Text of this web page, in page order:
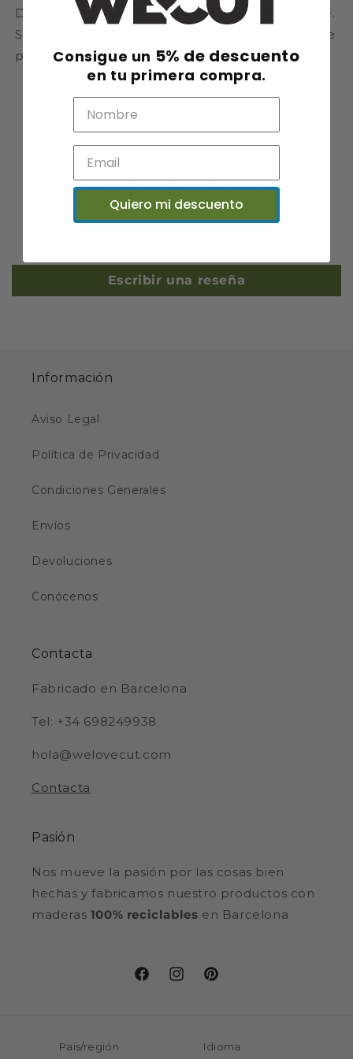
DM Natural, pintado negro o rechapado en roble.
Se fija con cinta de doble cara incluida en la parte
posterior
Reseñas de Clientes
Escribir una reseña
Información
Aviso Legal
Política de Privacidad
Condiciones Generales
Envíos
Devoluciones
Conócenos
Contacta
Fabricado en Barcelona
Tel: +34 698249938
hola@welovecut.com
Contacta
Pasión
Nos mueve la pasión por las cosas bien
hechas y fabricamos nuestro productos con
maderas 100% reciclables en Barcelona
FacebookInstagramPinterest
País/región Idioma
Consigue un 5% de descuento
en tu primera compra.
Quiero mi descuento